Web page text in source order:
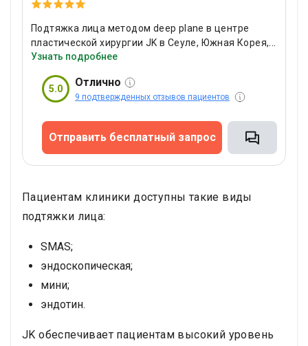
Подтяжка лица методом deep plane в центре
пластической хирургии JK в Сеуле, Южная Корея,
может стоить около 40 950 000 KRW. Эта
глубоких тканей и подтяжку мышц шеи,
выполняется доктором Ким Сон Сиком с 36-
единственным аккредитованным правительством
центром пластической хирургии в Корее.
шеи с помощью точных разрезов. Эта техника
создает естественные результаты, которые
хирургического мастерства из-за работы вблизи
врача
Доктор Ким Сон Сик выполняет эту
сложную процедуру, имея 36-летний опыт. Он
провел более 900 операций по подтяжке лица и
звездочные рейтинги пациентов отражают
Узнать подробнее
5.0 Отлично
9 подтвержденных отзывов пациентов
Отправить бесплатный запрос
Пациентам клиники доступны такие виды
подтяжки лица:
SMAS;
эндоскопическая;
мини;
эндотин.
JK обеспечивает пациентам высокий уровень